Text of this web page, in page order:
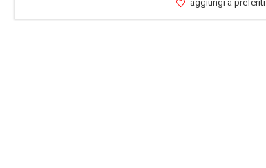
aggiungi a preferiti